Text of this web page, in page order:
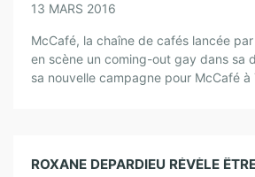
13 MARS 2016
McCafé, la chaîne de cafés lancée par
en scène un coming-out gay dans sa
sa nouvelle campagne pour McCafé à